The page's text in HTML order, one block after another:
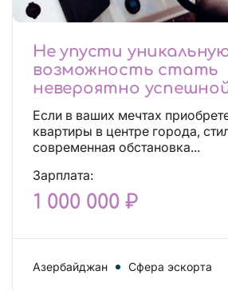
Не упусти
возможность стать
невероятно
независимой!
Если в ваших мечтах
квартиры в центре города,
современная обстановка...
Зарплата:
1 000 000 ₽
Азербайджан Сфера эскорта